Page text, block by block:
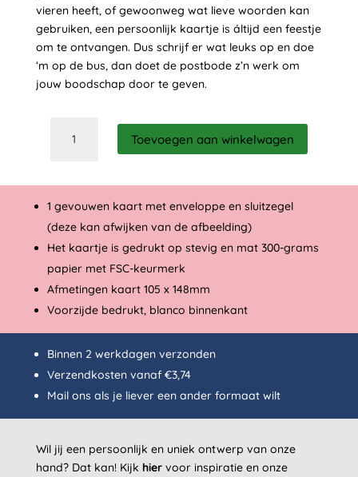
vieren heeft, of gewoonweg wat lieve woorden kan
gebruiken, een persoonlijk kaartje is áltijd een feestje
om te ontvangen. Dus schrijf er wat leuks op en doe
‘m op de bus, dan doet de postbode z’n werk om
jouw boodschap door te geven.
Castle
Toevoegen aan winkelwagen
1 gevouwen kaart met enveloppe en sluitzegel
(deze kan afwijken van de afbeelding)
Het kaartje is gedrukt op stevig en mat 300-grams
papier met FSC-keurmerk
Afmetingen kaart 105 x 148mm
Voorzijde bedrukt, blanco binnenkant
Binnen 2 werkdagen verzonden
Verzendkosten vanaf €3,74
Mailons als je liever een ander formaat wilt
Wil jij een persoonlijk en uniek ontwerp van onze
hand? Dat kan! Kijk hiervoor inspiratie en onze